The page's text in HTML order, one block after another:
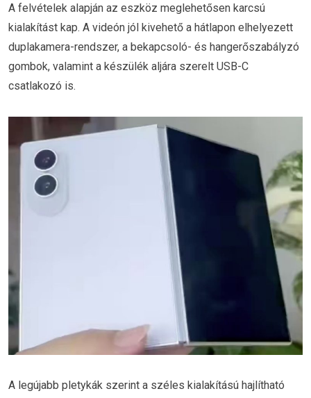
A felvételek alapján az eszköz meglehetősen karcsú
kialakítást kap. A videón jól kivehető a hátlapon elhelyezett
duplakamera-rendszer, a bekapcsoló- és hangerőszabályzó
gombok, valamint a készülék aljára szerelt USB-C
csatlakozó is.
A legújabb pletykák szerint a széles kialakítású hajlítható